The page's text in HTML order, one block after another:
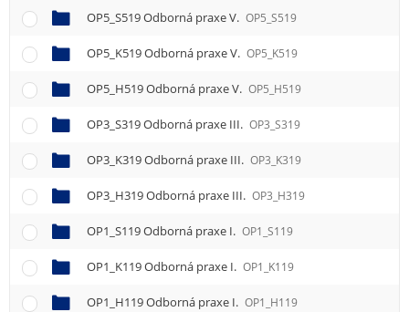
OP5_S519 Odborná praxe V. OP5_S519
OP5_K519 Odborná praxe V. OP5_K519
OP5_H519 Odborná praxe V. OP5_H519
OP3_S319 Odborná praxe III. OP3_S319
OP3_K319 Odborná praxe III. OP3_K319
OP3_H319 Odborná praxe III. OP3_H319
OP1_S119 Odborná praxe I. OP1_S119
OP1_K119 Odborná praxe I. OP1_K119
OP1_H119 Odborná praxe I. OP1_H119